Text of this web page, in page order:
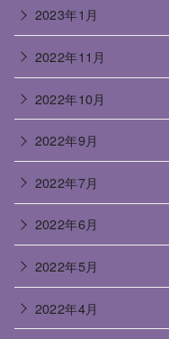
2023年1月
2022年11月
2022年10月
2022年9月
2022年7月
2022年6月
2022年5月
2022年4月